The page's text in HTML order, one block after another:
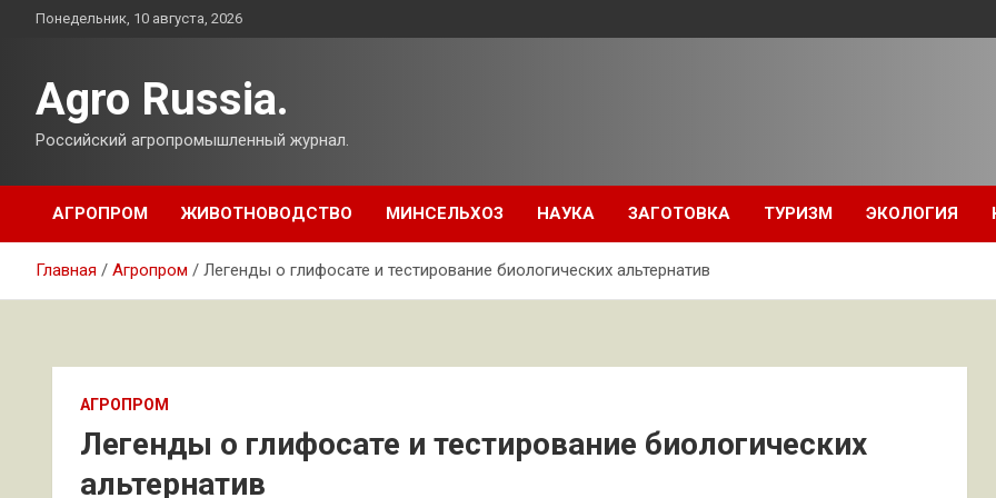
ПерейтиПонедельник, 10 августа, 2026
Agro Russia.
Российский агропромышленный журнал.
АГРОПРОМ ЖИВОТНОВОДСТВО МИНСЕЛЬХОЗ НАУКА ЗАГОТОВКА ТУРИЗМ ЭКОЛОГИЯ
Главная Агропром Легенды о глифосате и тестирование биологических альтернатив
АГРОПРОМ
Легенды о глифосате и тестирование биологических
альтернатив